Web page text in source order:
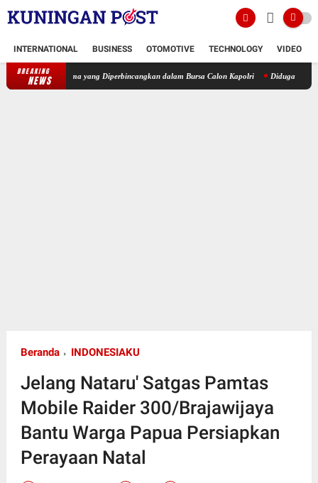
INTERNATIONAL BUSINESS OTOMOTIVE TECHNOLOGY VIDEO
BREAKING
NEWS
Nama yang Diperbincangkan dalam Bursa Calon Kapolri Diduga Tak Sejalan
Beranda INDONESIAKU
Jelang Nataru' Satgas Pamtas
Mobile Raider 300/Brajawijaya
Bantu Warga Papua Persiapkan
Perayaan Natal